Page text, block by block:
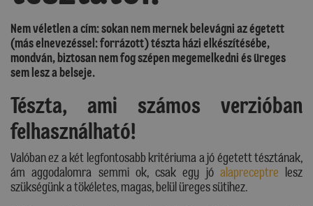
Nem véletlen a cím: sokan nem mernek belevágni az égetett
(más elnevezéssel: forrázott) tészta házi elkészítésébe,
mondván, biztosan nem fog szépen megemelkedni és üreges
sem lesz a belseje.
Tészta, ami számos verzióban
felhasználható!
Valóban ez a két legfontosabb kritériuma a jó égetett tésztának,
ám aggodalomra semmi ok, csak egy jó alapreceptre lesz
szükségünk a tökéletes, magas, belül üreges sütihez.